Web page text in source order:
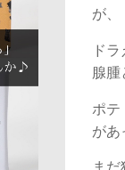
が、
ド
腺腫
ポテ
があ